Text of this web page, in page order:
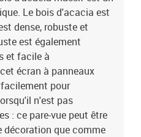
Le bois d'acacia est
dense, robuste et
est également
et facile à
écran à panneaux
pour
n'est pas
: ce pare-vue peut être
décoration que comme